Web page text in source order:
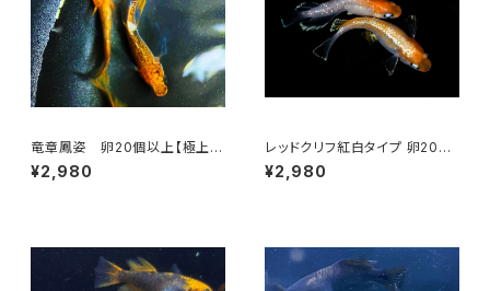
竜章鳳姿 卵20個以上【極上種
親使用】
¥2,980
レッドクリフ紅白タイプ 卵20個
以上＋α【極上種親使用】
¥2,980